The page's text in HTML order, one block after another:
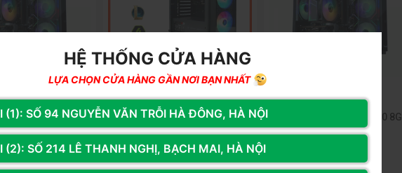
| RTX 5060 Ti
| NVME 512G
Mã SP: HL144.506
Core I5 14400F | RTX 5060 8G |
Ram 16G | NVME 512G
21.817.000đ
Mã SP: GA144.5061
Core I5 14400F | RTX 5060 8G |
Ram 32G | NVME 512G
HỆ THỐNG CỬA HÀNG
LỰA CHỌN CỬA HÀNG GẦN NƠI BẠN NHẤT
(1): SỐ 94 NGUYỄN VĂN TRỖI HÀ ĐÔNG, HÀ NỘI
(2): SỐ 214 LÊ THANH NGHỊ, BẠCH MAI, HÀ NỘI